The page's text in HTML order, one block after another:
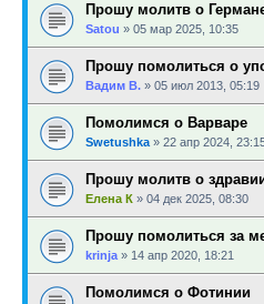
Прошу молитв о
Satou » 05 мар 2025, 10:35
Прошу помолиться о
Вадим В. » 05 июл 2013, 05:19
Помолимся о Варваре
Swetushka » 22 апр 2024,
Прошу молитв о
Елена К » 04 дек 2025, 08:30
Прошу помолиться за
krinja » 14 апр 2020, 18:21
Помолимся о Фотинии